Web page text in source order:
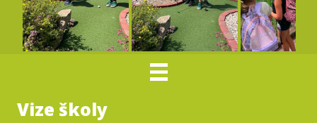
Vize školy